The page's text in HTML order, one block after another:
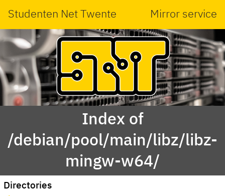
Studenten Net Twente Mirror service
Index of
/debian/pool/main/libz/libz-
mingw-w64/
Directories